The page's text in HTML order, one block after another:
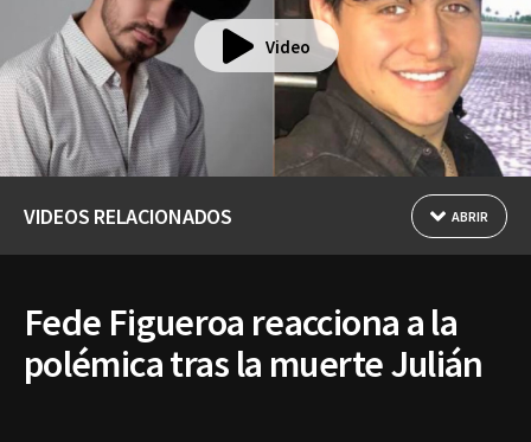
Video
VIDEOS RELACIONADOS ABRIR
Fede Figueroa reacciona a la
polémica tras la muerte Julián